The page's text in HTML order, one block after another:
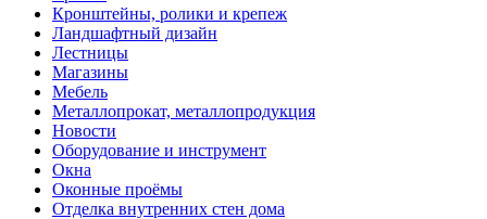
Кронштейны, ролики и крепеж
Ландшафтный дизайн
Лестницы
Магазины
Мебель
Металлопрокат, металлопродукция
Новости
Оборудование и инструмент
Окна
Оконные проёмы
Отделка внутренних стен дома